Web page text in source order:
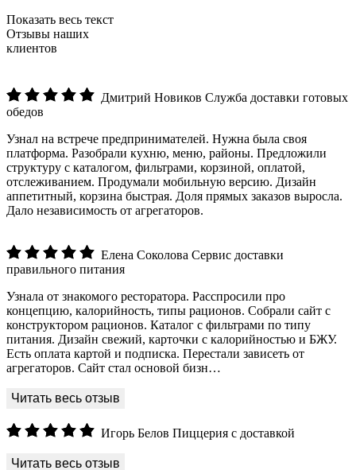
Показать весь текст
Отзывы наших
клиентов
Дмитрий Новиков Служба доставки готовых
обедов
Узнал на встрече предпринимателей. Нужна была своя
платформа. Разобрали кухню, меню, районы. Предложили
структуру с каталогом, фильтрами, корзиной, оплатой,
отслеживанием. Продумали мобильную версию. Дизайн
аппетитный, корзина быстрая. Доля прямых заказов выросла.
Дало независимость от агрегаторов.
Елена Соколова Сервис доставки
правильного питания
Узнала от знакомого ресторатора. Расспросили про
концепцию, калорийность, типы рационов. Собрали сайт с
конструктором рационов. Каталог с фильтрами по типу
питания. Дизайн свежий, карточки с калорийностью и БЖУ.
Есть оплата картой и подписка. Перестали зависеть от
агрегаторов. Сайт стал основой бизн…
Игорь Белов Пиццерия с доставкой